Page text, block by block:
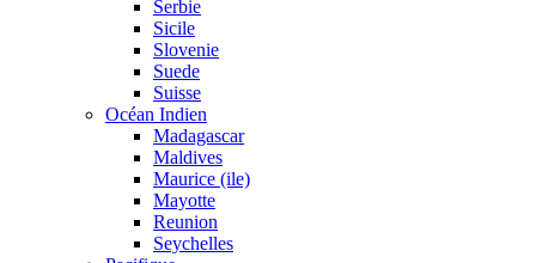
Serbie
Sicile
Slovenie
Suede
Suisse
Océan Indien
Madagascar
Maldives
Maurice (ile)
Mayotte
Reunion
Seychelles